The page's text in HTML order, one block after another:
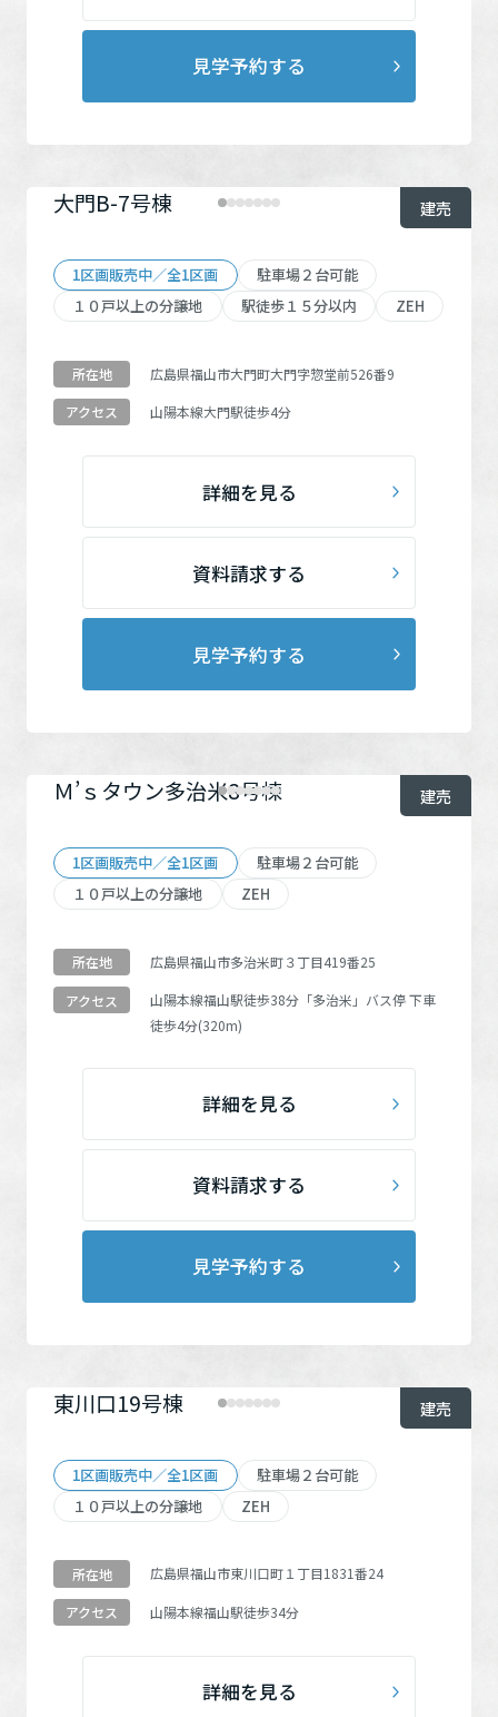
見学予約する
建売
大門B-7号棟
1区画販売中／全1区画
駐車場２台可能
１０戸以上の分譲地
駅徒歩１５分以内 ZEH
所在地 広島県福山市大門町大門字惣堂前526番9
アクセス 山陽本線大門駅徒歩4分
詳細を見る
資料請求する
見学予約する
建売
Ｍ’ｓタウン多治米8号棟
1区画販売中／全1区画
駐車場２台可能
１０戸以上の分譲地
ZEH
所在地 広島県福山市多治米町３丁目419番25
アクセス 山陽本線福山駅徒歩38分 「多治米」 バス停 下車
徒歩4分(320m)
詳細を見る
資料請求する
見学予約する
建売
東川口19号棟
1区画販売中／全1区画
駐車場２台可能
１０戸以上の分譲地
ZEH
所在地 広島県福山市東川口町１丁目1831番24
アクセス 山陽本線福山駅徒歩34分
詳細を見る